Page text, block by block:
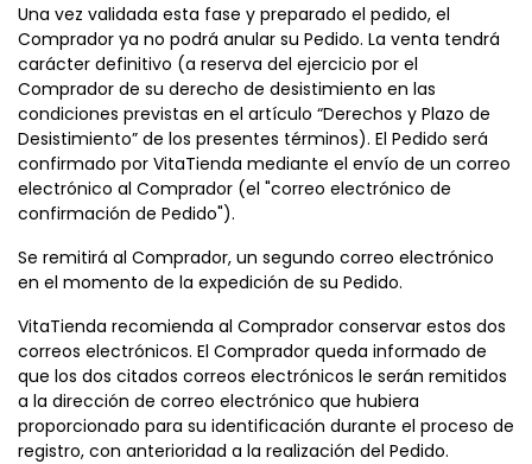
Una vez validada esta fase y preparado el pedido, el
Comprador ya no podrá anular su Pedido. La venta tendrá
carácter definitivo (a reserva del ejercicio por el
Comprador de su derecho de desistimiento en las
condiciones previstas en el artículo “Derechos y Plazo de
Desistimiento” de los presentes términos). El Pedido será
confirmado por VitaTienda mediante el envío de un correo
electrónico al Comprador (el "correo electrónico de
confirmación de Pedido").
Se remitirá al Comprador, un segundo correo electrónico
en el momento de la expedición de su Pedido.
VitaTienda recomienda al Comprador conservar estos dos
correos electrónicos. El Comprador queda informado de
que los dos citados correos electrónicos le serán remitidos
a la dirección de correo electrónico que hubiera
proporcionado para su identificación durante el proceso de
registro, con anterioridad a la realización del Pedido.